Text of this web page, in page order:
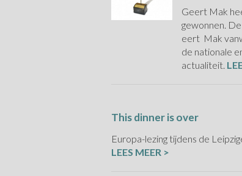
Geert Mak
gewonnen.
eert Mak
de nationale
actualiteit.
This dinner is over
Europa-lezing tijdens de
LEES MEER >